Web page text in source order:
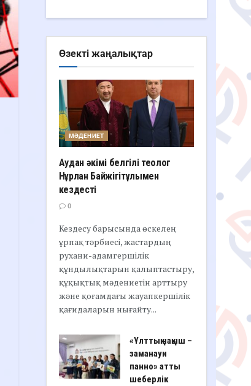
Өзекті жаңалықтар
МӘДЕНИЕТ
Аудан әкімі белгілі теолог
Нұрлан Байжігітұлымен
кездесті
0
Кездесу барысында өскелең
ұрпақ тәрбиесі, жастардың
рухани-адамгершілік
құндылықтарын қалыптастыру,
құқықтық мәдениетін арттыру
және қоғамдағы жауапкершілік
қағидаларын нығайту...
«Ұлттық нақыш –
заманауи
панно» атты
шеберлік